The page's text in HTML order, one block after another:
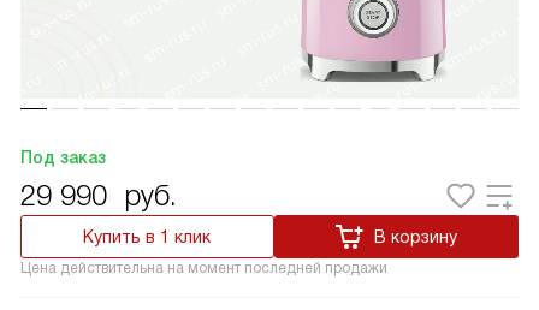
Под заказ
29 990 руб.
Купить в 1 клик В корзину
Цена действительна на момент последней продажи